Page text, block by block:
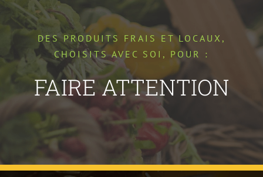
DES PRODUITS FRAIS ET LOCAUX,
CHOISITS AVEC SOI, POUR :
FAIRE ATTENTION